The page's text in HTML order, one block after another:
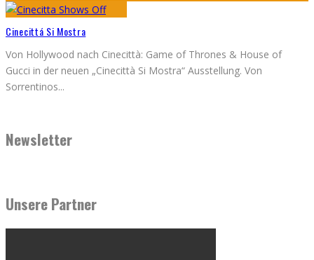
Cinecittá Si Mostra
Von Hollywood nach Cinecittà: Game of Thrones & House of
Gucci in der neuen „Cinecittà Si Mostra“ Ausstellung. Von
Sorrentinos...
Newsletter
Unsere Partner